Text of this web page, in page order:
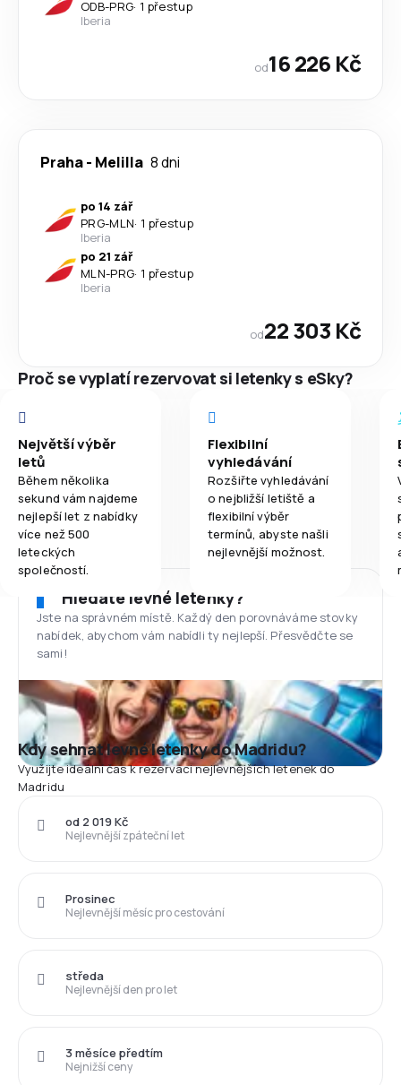
ODB-PRG· 1 přestup
Iberia
od16 226 Kč
Praha- Melilla 8 dni
po 14 zář
PRG-MLN· 1 přestup
Iberia
po 21 zář
MLN-PRG· 1 přestup
Iberia
od22 303 Kč
Proč se vyplatí rezervovat si letenky s eSky?
Největší výběr
letů
Během několika
sekund vám najdeme
nejlepší let z nabídky
více než 500
leteckých
společností.
Flexibilní
vyhledávání
Rozšiřte vyhledávání
o nejbližší letiště a
flexibilní výběr
termínů, abyste našli
nejlevnější možnost.
Hledáte levné letenky?
Jste na správném místě. Každý den porovnáváme stovky
nabídek, abychom vám nabídli ty nejlepší. Přesvědčte se
sami!
Kdy sehnat levné letenky do Madridu?
Využijte ideální čas k rezervaci nejlevnějších letenek do
Madridu
Nejlevnější zpáteční let
od 2 019 Kč
Nejlevnější měsíc pro cestování
Prosinec
Nejlevnější den pro let
středa
Nejnižší ceny
3 měsíce předtím